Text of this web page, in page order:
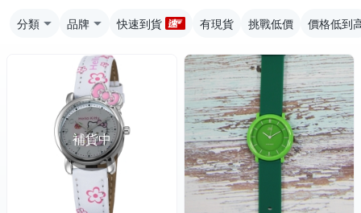
分類 品牌 快速到貨 有現貨 挑戰低價 價格低到
補貨中